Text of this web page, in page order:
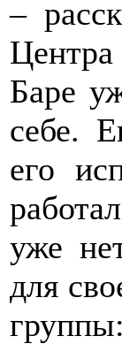
–
Баре
себе.
его
уже
для